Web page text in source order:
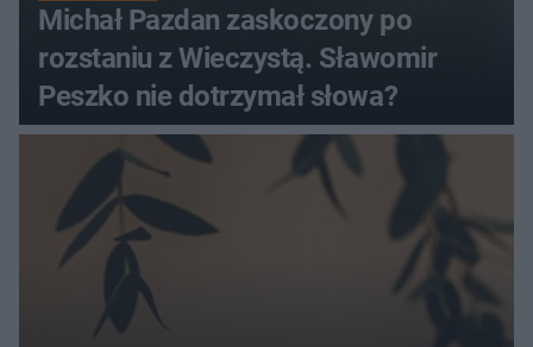
Michał Pazdan zaskoczony po
rozstaniu z Wieczystą. Sławomir
Peszko nie dotrzymał słowa?